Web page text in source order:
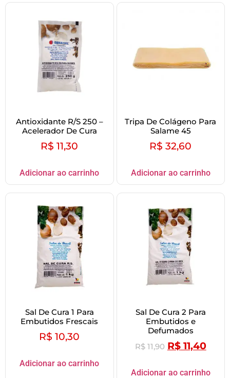
Antioxidante R/S 250 –
Acelerador De Cura
R$ 11,30
Adicionar ao carrinho
Tripa De Colágeno Para
Salame 45
R$ 32,60
Adicionar ao carrinho
Sal De Cura 1 Para
Embutidos Frescais
R$ 10,30
Adicionar ao carrinho
Sal De Cura 2 Para
Embutidos e
Defumados
R$11,90 R$11,40
Adicionar ao carrinho